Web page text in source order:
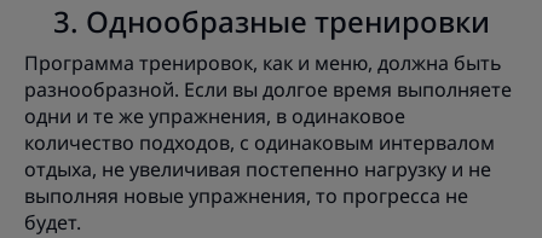
3. Однообразные тренировки
Программа тренировок, как и меню, должна быть
разнообразной. Если вы долгое время выполняете
одни и те же упражнения, в одинаковое
количество подходов, с одинаковым интервалом
отдыха, не увеличивая постепенно нагрузку и не
выполняя новые упражнения, то прогресса не
будет.